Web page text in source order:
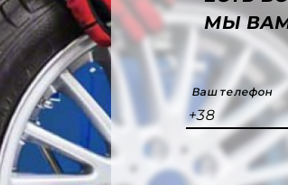
МЫ
Ваш телефон
+38